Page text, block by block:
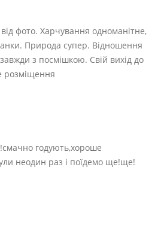
від фото. Харчування одноманітне,
Природа супер. Відношення
з посмішкою. Свій вихід до
розміщення
годують,хороше
неодин раз і поїдемо ще!ще!